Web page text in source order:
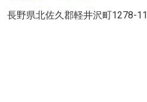
長野県北佐久郡軽井沢町1278-11